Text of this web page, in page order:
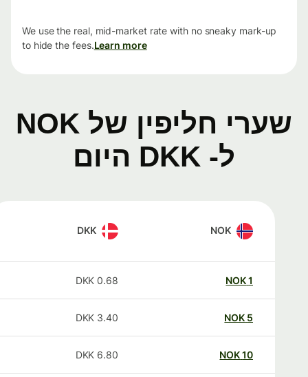
We use the real, mid-market rate with no sneaky mark-up
to hide the fees.Learn more
שערי חליפין של NOK
ל- DKK היום
NOK
DKK
NOK
0.68
DKK
NOK
3.40
DKK
NOK
6.80
DKK